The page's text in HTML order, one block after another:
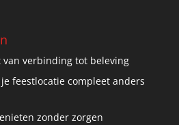
van verbinding tot beleving
feestlocatie compleet anders
zonder zorgen